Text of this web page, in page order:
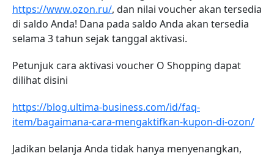
https://www.ozon.ru/, dan nilai voucher akan tersedia
di saldo Anda! Dana pada saldo Anda akan tersedia
selama 3 tahun sejak tanggal aktivasi.
Petunjuk cara aktivasi voucher O Shopping dapat
dilihat disini
https://blog.ultima-business.com/id/faq-
item/bagaimana-cara-mengaktifkan-kupon-di-ozon/
Jadikan belanja Anda tidak hanya menyenangkan,